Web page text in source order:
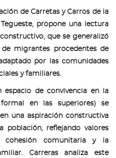
de Carretas y Carros de la
propone una lectura
que se generalizó
migrantes procedentes de
por las comunidades
y familiares.
espacio de convivencia en la
en las superiores) se
una aspiración constructiva
población, reflejando valores
comunitaria y la
Carreras analiza este